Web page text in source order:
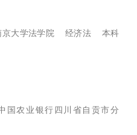
京大学法学院 经济法 本科
国农业银行四川省自贡市分